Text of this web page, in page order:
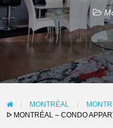
MONTRÉAL
ᐅ MONTRÉAL – CONDO